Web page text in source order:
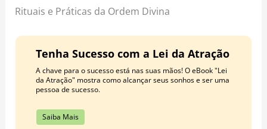
Rituais e Práticas da Ordem Divina
Tenha Sucesso com a Lei da Atração
A chave para o sucesso está nas suas mãos! O eBook "Lei
da Atração" mostra como alcançar seus sonhos e ser uma
pessoa de sucesso.
Saiba Mais